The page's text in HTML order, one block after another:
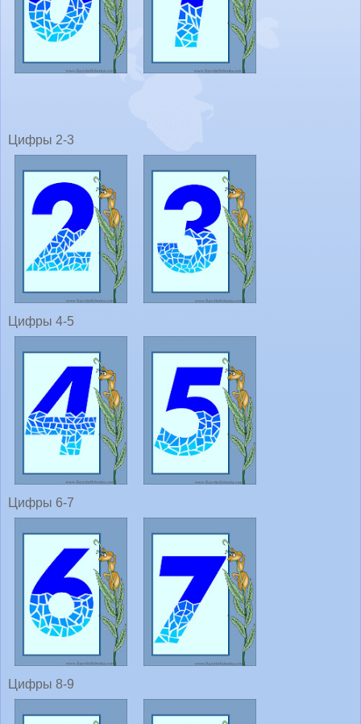
Цифры 2-3
Цифры 4-5
Цифры 6-7
Цифры 8-9